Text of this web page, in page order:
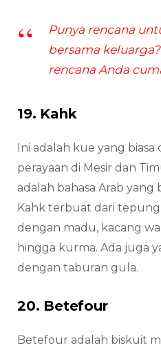
Punya rencana
bersama
rencana Anda
19. Kahk
Ini adalah kue yang biasa
perayaan di Mesir dan
adalah bahasa Arab yang
Kahk terbuat dari tepung
dengan madu, kacang
hingga kurma. Ada juga
dengan taburan gula.
20. Betefour
Betefour adalah biskuit